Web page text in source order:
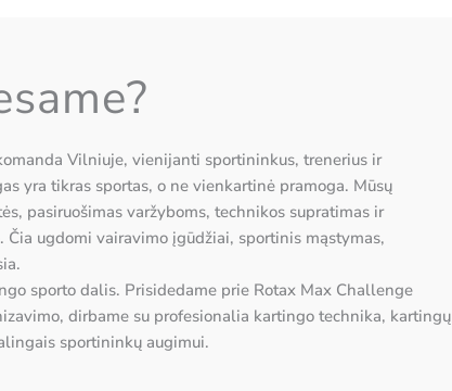
Vilniuje, vienijanti sportininkus, trenerius ir
yra tikras sportas, o ne vienkartinė pramoga. Mūsų
pasiruošimas varžyboms, technikos supratimas ir
Čia ugdomi vairavimo įgūdžiai, sportinis mąstymas,
sporto dalis. Prisidedame prie Rotax Max Challenge
dirbame su profesionalia kartingo technika, kartingų
sportininkų augimui.